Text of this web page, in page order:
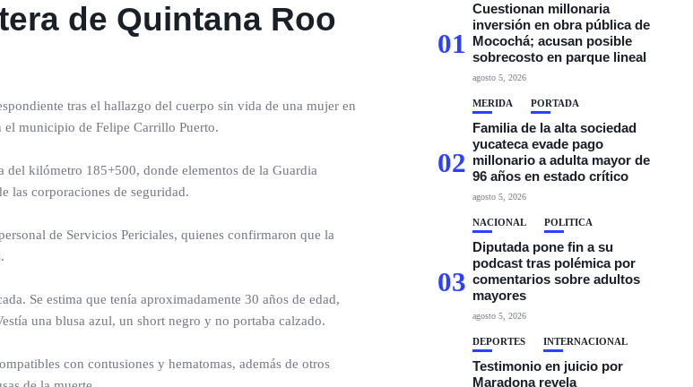
de Quintana Roo
tras el hallazgo del cuerpo sin vida de una mujer en
el municipio de Felipe Carrillo Puerto.
del kilómetro 185+500, donde elementos de la Guardia
las corporaciones de seguridad.
de Servicios Periciales, quienes confirmaron que la
Se estima que tenía aproximadamente 30 años de edad,
una blusa azul, un short negro y no portaba calzado.
con contusiones y hematomas, además de otros
01
Cuestionan millonaria
inversión en obra pública de
Mocochá; acusan posible
sobrecosto en parque lineal
agosto 5, 2026
02
MÉRIDA PORTADA
Familia de la alta sociedad
yucateca evade pago
millonario a adulta mayor de
96 años en estado crítico
agosto 5, 2026
03
NACIONAL POLÍTICA
Diputada pone fin a su
podcast tras polémica por
comentarios sobre adultos
mayores
agosto 5, 2026
DEPORTES INTERNACIONAL
Testimonio en juicio por
Maradona revela